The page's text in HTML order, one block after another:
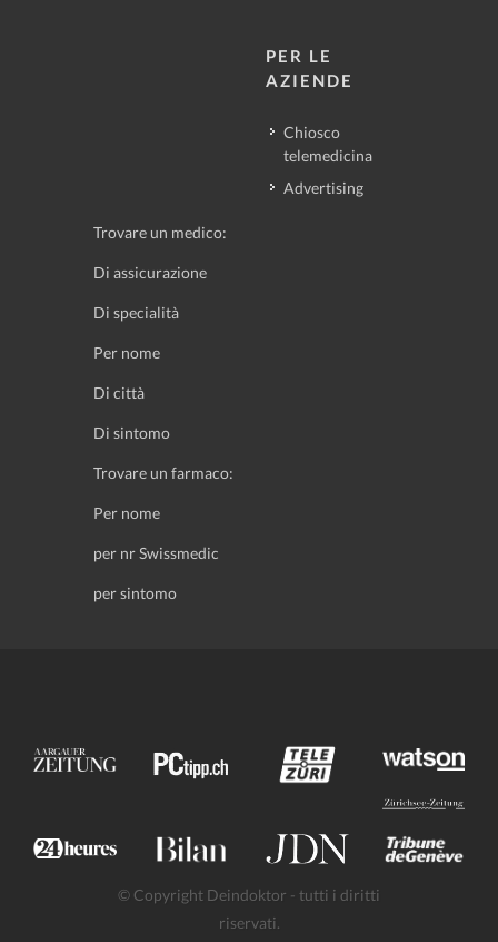
PER LE
AZIENDE
Chiosco
telemedicina
Advertising
Trovare un medico:
Di assicurazione
Di specialità
Per nome
Di città
Di sintomo
Trovare un farmaco:
Per nome
per nr Swissmedic
per sintomo
© Copyright Deindoktor - tutti i diritti
riservati.